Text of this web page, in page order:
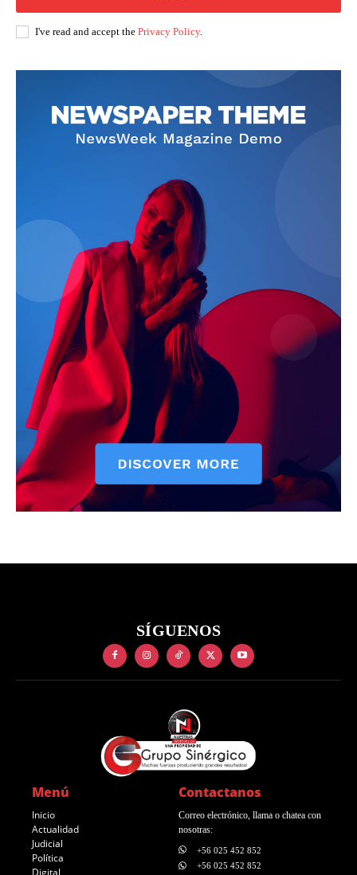
I've read and accept the Privacy Policy.
SÍGUENOS
Menú
Inicio
Actualidad
Judicial
Política
Digital
Contactanos
Correo electrónico, llama o chatea con
nosotras:
+56 025 452 852
+56 025 452 852